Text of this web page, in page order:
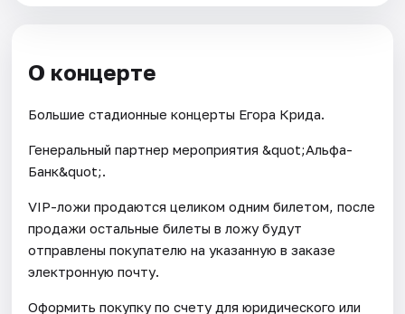
О концерте
Большие стадионные концерты Егора Крида.
Генеральный партнер мероприятия &quot;Альфа-
Банк&quot;.
VIP-ложи продаются целиком одним билетом, после
продажи остальные билеты в ложу будут
отправлены покупателю на указанную в заказе
электронную почту.
Оформить покупку по счету для юридического или